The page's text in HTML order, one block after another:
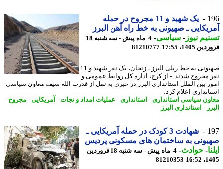
یک شهید و 11 مجروح در حمله
ـ صهیونی به خط راه آهن البرز
نیوز-سیاسی-
4 ماه پیش - سه شنبه 18
1405، 17:55
81210777
صهیونی به خط ریلی البرز ـ زنجان، یک نفر شهید و 11
مجروح شدند. - از کرج، اداره کل روایط عمومی و
بین الملل استانداری البرز در خبری به نقل از قدرت الله سیف معاون سیاسی
اعلام کرد:
سیاسی استانداری- استانداری- عملیات امداد و نجات-آمریکایی-مجروح-
-استانداری البرز
شهادت 3 کودک در حمله آمریکایی ـ
به ساختمان های مسکونی پردیس
-حوادث -
4 ماه پیش - سه شنبه 18 فروردین
81210353